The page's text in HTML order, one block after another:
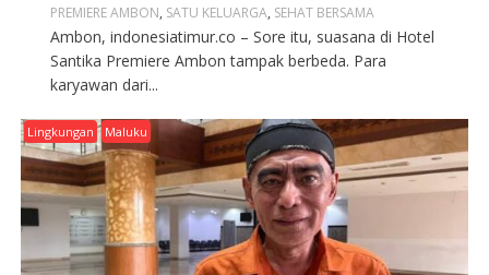
PREMIERE AMBON, SATU KELUARGA, SEHAT BERSAMA
Ambon, indonesiatimur.co – Sore itu, suasana di Hotel
Santika Premiere Ambon tampak berbeda. Para
karyawan dari...
Lingkungan Maluku